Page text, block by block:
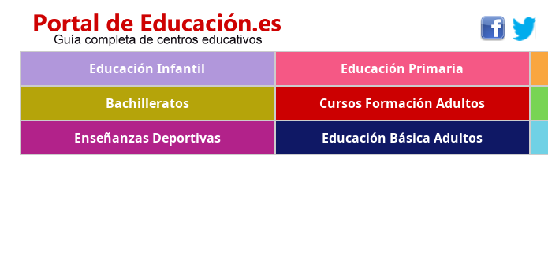
Educación Infantil Educación Primaria
Bachilleratos
Cursos Formación Adultos
Enseñanzas Deportivas
Educación Básica Adultos